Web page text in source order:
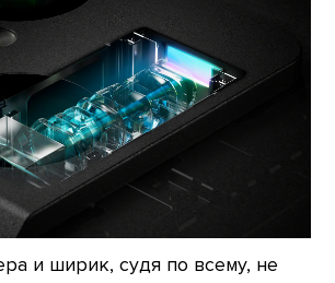
и ширик, судя по всему, не